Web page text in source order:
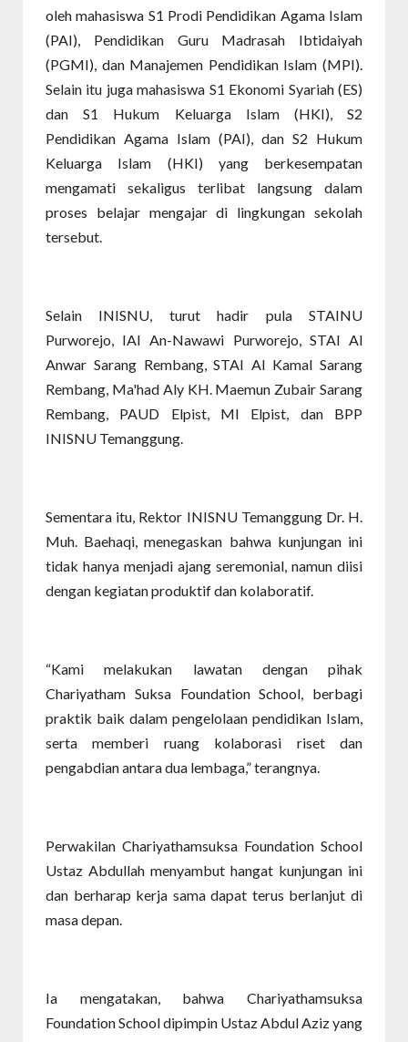
oleh mahasiswa S1 Prodi Pendidikan Agama Islam
(PAI), Pendidikan Guru Madrasah Ibtidaiyah
(PGMI), dan Manajemen Pendidikan Islam (MPI).
Selain itu juga mahasiswa S1 Ekonomi Syariah (ES)
dan S1 Hukum Keluarga Islam (HKI), S2
Pendidikan Agama Islam (PAI), dan S2 Hukum
Keluarga Islam (HKI) yang berkesempatan
mengamati sekaligus terlibat langsung dalam
proses belajar mengajar di lingkungan sekolah
tersebut.
Selain INISNU, turut hadir pula STAINU
Purworejo, IAI An-Nawawi Purworejo, STAI Al
Anwar Sarang Rembang, STAI Al Kamal Sarang
Rembang, Ma'had Aly KH. Maemun Zubair Sarang
Rembang, PAUD Elpist, MI Elpist, dan BPP
INISNU Temanggung.
Sementara itu, Rektor INISNU Temanggung Dr. H.
Muh. Baehaqi, menegaskan bahwa kunjungan ini
tidak hanya menjadi ajang seremonial, namun diisi
dengan kegiatan produktif dan kolaboratif.
“Kami melakukan lawatan dengan pihak
Chariyatham Suksa Foundation School, berbagi
praktik baik dalam pengelolaan pendidikan Islam,
serta memberi ruang kolaborasi riset dan
pengabdian antara dua lembaga,” terangnya.
Perwakilan Chariyathamsuksa Foundation School
Ustaz Abdullah menyambut hangat kunjungan ini
dan berharap kerja sama dapat terus berlanjut di
masa depan.
Ia mengatakan, bahwa Chariyathamsuksa
Foundation School dipimpin Ustaz Abdul Aziz yang